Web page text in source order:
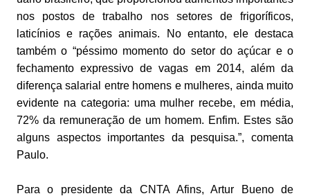
nos postos de trabalho nos setores de frigoríficos,
laticínios e rações animais. No entanto, ele destaca
também o “péssimo momento do setor do açúcar e o
fechamento expressivo de vagas em 2014, além da
diferença salarial entre homens e mulheres, ainda muito
evidente na categoria: uma mulher recebe, em média,
72% da remuneração de um homem. Enfim. Estes são
alguns aspectos importantes da pesquisa.”, comenta
Paulo.
Para o presidente da CNTA Afins, Artur Bueno de